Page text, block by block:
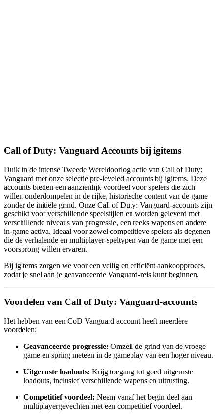
Call of Duty: Vanguard Accounts bij igitems
Duik in de intense Tweede Wereldoorlog actie van Call of Duty:
Vanguard met onze selectie pre-leveled accounts bij igitems. Deze
accounts bieden een aanzienlijk voordeel voor spelers die zich
willen onderdompelen in de rijke, historische content van de game
zonder de initiële grind. Onze Call of Duty: Vanguard-accounts zijn
geschikt voor verschillende speelstijlen en worden geleverd met
verschillende niveaus van progressie, een reeks wapens en andere
in-game activa. Ideaal voor zowel competitieve spelers als degenen
die de verhalende en multiplayer-speltypen van de game met een
voorsprong willen ervaren.
Bij igitems zorgen we voor een veilig en efficiënt aankoopproces,
zodat je snel aan je geavanceerde Vanguard-reis kunt beginnen.
Voordelen van Call of Duty: Vanguard-accounts
Het hebben van een CoD Vanguard account heeft meerdere
voordelen:
Geavanceerde progressie: Omzeil de grind van de vroege
game en spring meteen in de gameplay van een hoger niveau.
Uitgeruste loadouts: Krijg toegang tot goed uitgeruste
loadouts, inclusief verschillende wapens en uitrusting.
Competitief voordeel: Neem vanaf het begin deel aan
multiplayergevechten met een competitief voordeel.